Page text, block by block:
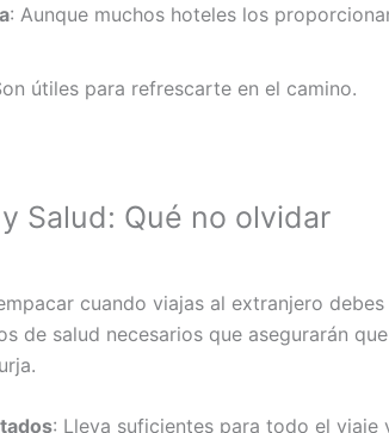
: Aunque muchos hoteles los
útiles para refrescarte en el camino.
Salud: Qué no olvidar
cuando viajas al extranjero
de salud necesarios que asegurarán
: Lleva suficientes para todo el viaje